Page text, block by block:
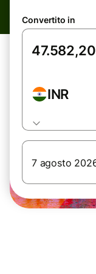
Convertito in
INR
7 agosto